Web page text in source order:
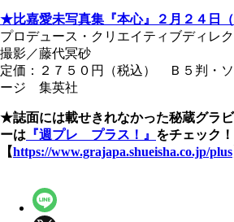
★比嘉愛未写真集『本心』２月２４日（
プロデュース・クリエイティブディレ
撮影／藤代冥砂
定価：２７５０円（税込） Ｂ５判・
ージ 集英社
★誌面には載せきれなかった秘蔵グラ
ーは 『週プレ プラス！』 をチェック！
【https://www.grajapa.shueisha.co.jp/plus